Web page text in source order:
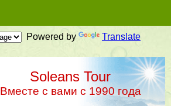
Powered by Translate
Soleans Tour
Вместе с вами с 1990 года